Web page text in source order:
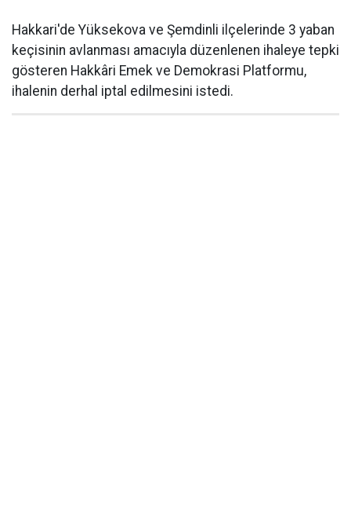
Hakkari'de Yüksekova ve Şemdinli ilçelerinde 3 yaban
keçisinin avlanması amacıyla düzenlenen ihaleye tepki
gösteren Hakkâri Emek ve Demokrasi Platformu,
ihalenin derhal iptal edilmesini istedi.